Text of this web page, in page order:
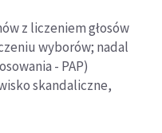
z liczeniem głosów
wyborów; nadal
- PAP)
skandaliczne,